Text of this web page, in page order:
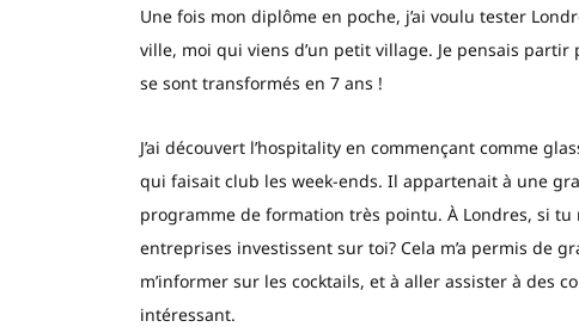
Une fois mon diplôme en poche, j’ai voulu tester
ville, moi qui viens d’un petit village. Je pensais
se sont transformés en 7 ans !
J’ai découvert l’hospitality en commençant comme
qui faisait club les week-ends. Il appartenait à une
programme de formation très pointu. À Londres, si
entreprises investissent sur toi? Cela m’a permis de
m’informer sur les cocktails, et à aller assister à des
intéressant.